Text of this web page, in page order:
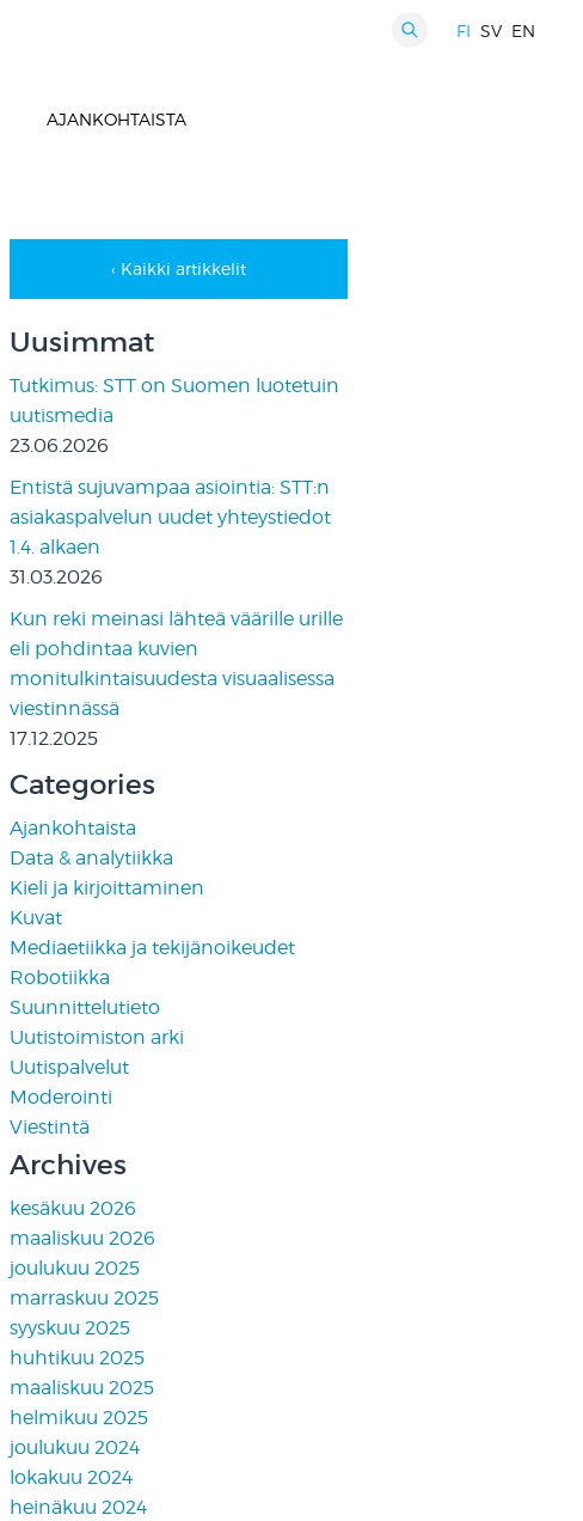
FI SV EN
AJANKOHTAISTA
‹ Kaikki artikkelit
Uusimmat
Tutkimus: STT on Suomen luotetuin
uutismedia
23.06.2026
Entistä sujuvampaa asiointia: STT:n
asiakaspalvelun uudet yhteystiedot
1.4. alkaen
31.03.2026
Kun reki meinasi lähteä väärille urille
eli pohdintaa kuvien
monitulkintaisuudesta visuaalisessa
viestinnässä
17.12.2025
Categories
Ajankohtaista
Data & analytiikka
Kieli ja kirjoittaminen
Kuvat
Mediaetiikka ja tekijänoikeudet
Robotiikka
Suunnittelutieto
Uutistoimiston arki
Uutispalvelut
Moderointi
Viestintä
Archives
kesäkuu 2026
maaliskuu 2026
joulukuu 2025
marraskuu 2025
syyskuu 2025
huhtikuu 2025
maaliskuu 2025
helmikuu 2025
joulukuu 2024
lokakuu 2024
heinäkuu 2024